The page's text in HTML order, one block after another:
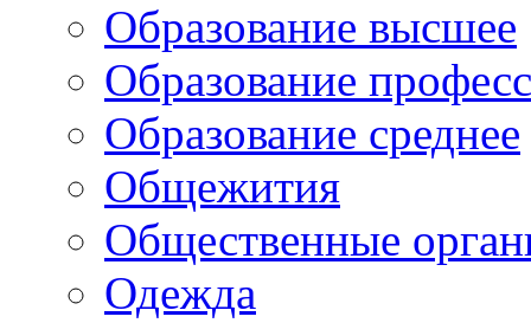
Образование высшее
Образование
Образование среднее
Общежития
Общественные
Одежда